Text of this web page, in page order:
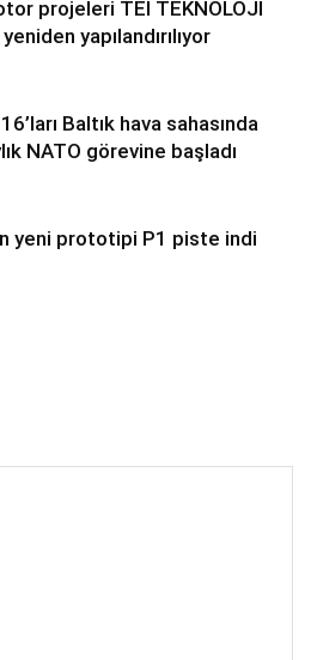
projeleri TEI TEKNOLOJİ
yapılandırılıyor
Baltık hava sahasında
NATO görevine başladı
yeni prototipi P1 piste indi